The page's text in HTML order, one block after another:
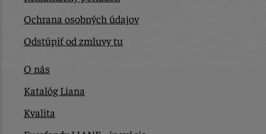
Ochrana osobných údajov
Odstúpiť od zmluvy tu
O nás
Katalóg Liana
Kvalita